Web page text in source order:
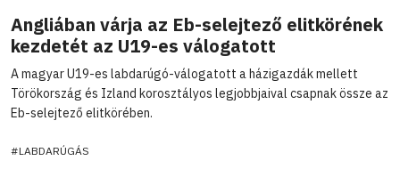
Angliában várja az Eb-selejtező elitkörének
kezdetét az U19-es válogatott
A magyar U19-es labdarúgó-válogatott a házigazdák mellett
Törökország és Izland korosztályos legjobbjaival csapnak össze az
Eb-selejtező elitkörében.
#LABDARÚGÁS